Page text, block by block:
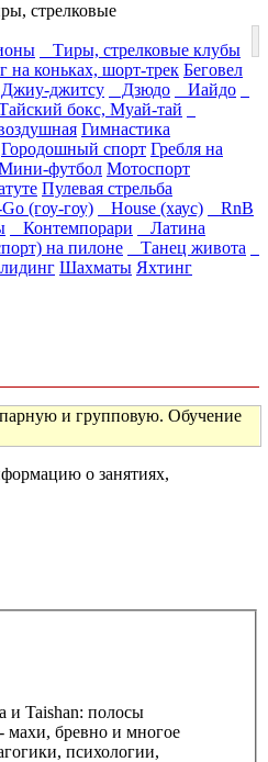
стрелковые
Тиры, стрелковые клубы
на коньках, шорт-трек Беговел
джитсу Дзюдо
Иайдо
бокс, Муай-тай
Гимнастика
Городошный спорт Гребля на
футбол Мотоспорт
Пулевая стрельба
(гоу-гоу) House (хаус)
RnB
Контемпорари
Латина
на пилоне
Танец живота
Шахматы Яхтинг
и групповую. Обучение
о занятиях,
и Taishan: полосы
махи, бревно и многое
психологии,